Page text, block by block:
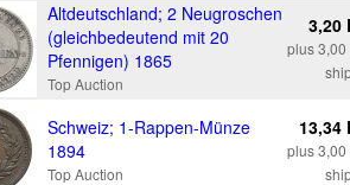
Altdeutschland; 2 Neugroschen
(gleichbedeutend mit 20
Pfennigen) 1865
Top Auction
3,20
plus 3,00
Schweiz; 1-Rappen-Münze
1894
Top Auction
13,34
plus 3,00